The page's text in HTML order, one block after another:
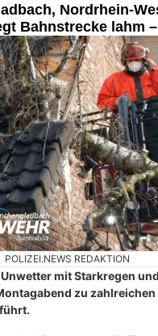
Nordrhein-
Bahnstrecke lahm
POLIZEI.NEWS REDAKTION
mit Starkregen
zu